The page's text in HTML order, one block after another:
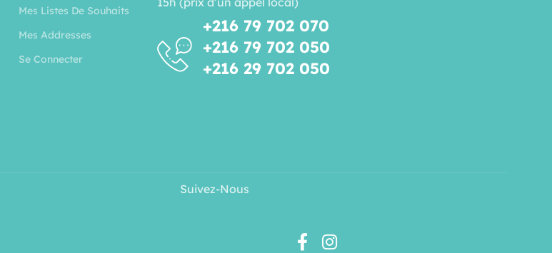
Mes Listes De Souhaits
Mes Addresses
Se Connecter
+216 79 702 070
+216 79 702 050
+216 29 702 050
Suivez-Nous